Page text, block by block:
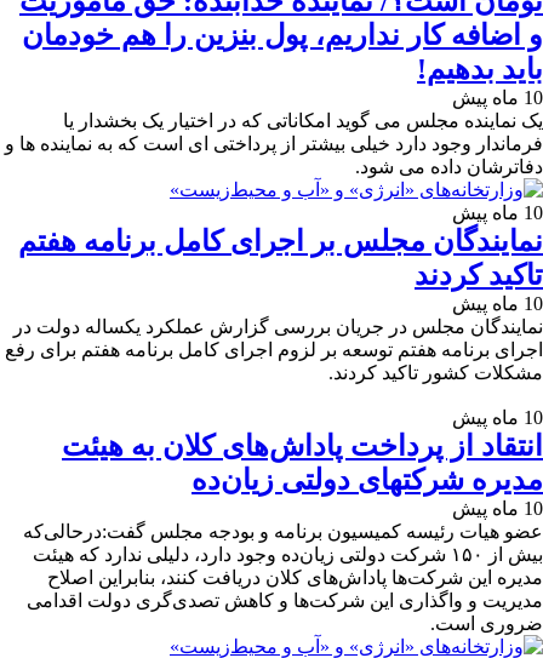
و اضافه کار نداریم، پول بنزین را هم خودمان
باید بدهیم!
10 ماه پیش
یک نماینده مجلس می گوید امکاناتی که در اختیار یک بخشدار یا
فرماندار وجود دارد خیلی بیشتر از پرداختی ای است که به نماینده ها و
دفاترشان داده می شود.
10 ماه پیش
نمایندگان مجلس بر اجرای کامل برنامه هفتم
تاکید کردند
10 ماه پیش
نمایندگان مجلس در جریان بررسی گزارش عملکرد یکساله دولت در
اجرای برنامه هفتم توسعه بر لزوم اجرای کامل برنامه هفتم برای رفع
مشکلات کشور تاکید کردند.
10 ماه پیش
انتقاد از پرداخت پاداش‌های کلان به هیئت
مدیره شرکتهای دولتی زیان‌ده
10 ماه پیش
عضو هیات رئیسه کمیسیون برنامه و بودجه مجلس گفت:درحالی‌که
بیش از ۱۵۰ شرکت دولتی زیان‌ده وجود دارد، دلیلی ندارد که هیئت
مدیره این شرکت‌ها پاداش‌های کلان دریافت کنند، بنابراین اصلاح
مدیریت و واگذاری این شرکت‌ها و کاهش تصدی‌گری دولت اقدامی
ضروری است.